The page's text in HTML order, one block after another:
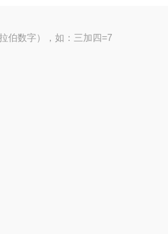
伯数字），如：三加四=7